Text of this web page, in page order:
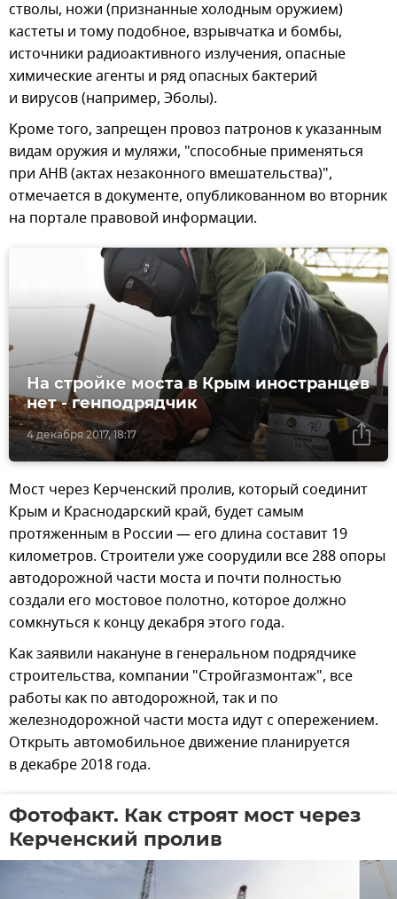
стволы, ножи (признанные холодным оружием)
кастеты и тому подобное, взрывчатка и бомбы,
источники радиоактивного излучения, опасные
химические агенты и ряд опасных бактерий
и вирусов (например, Эболы).
Кроме того, запрещен провоз патронов к указанным
видам оружия и муляжи, "способные применяться
при АНВ (актах незаконного вмешательства)",
отмечается в документе, опубликованном во вторник
на портале правовой информации.
4 декабря 2017, 18:17
На стройке моста в Крым иностранцев
нет - генподрядчик
Мост через Керченский пролив, который соединит
Крым и Краснодарский край, будет самым
протяженным в России — его длина составит 19
километров. Строители уже соорудили все 288 опоры
автодорожной части моста и почти полностью
создали его мостовое полотно, которое должно
сомкнуться к концу декабря этого года.
Как заявили накануне в генеральном подрядчике
строительства, компании "Стройгазмонтаж", все
работы как по автодорожной, так и по
железнодорожной части моста идут с опережением.
Открыть автомобильное движение планируется
в декабре 2018 года.
Фотофакт. Как строят мост через
Керченский пролив